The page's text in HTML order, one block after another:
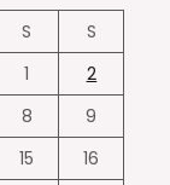
S
S
1
2
8
9
15
16